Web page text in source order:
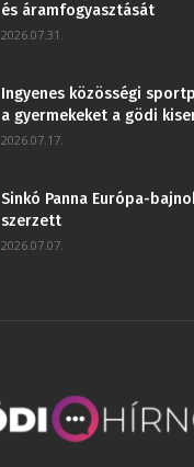
és áramfogyasztását
2026.07.31.
Ingyenes közösségi
a gyermekeket a gödi
2026.07.17.
Sinkó Panna Európa-
szerzett
2026.07.07.